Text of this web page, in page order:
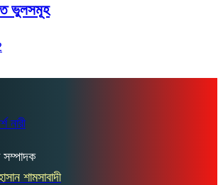
ভুলসমূহ
সম্পাদক
শামসাবাদী